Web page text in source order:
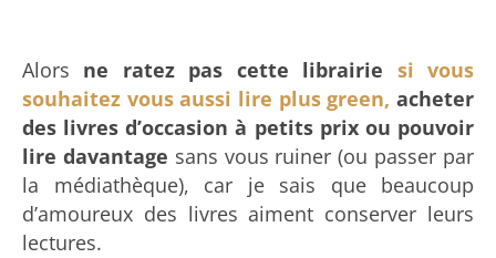
Alors ne ratez pas cette librairie si vous
souhaitez vous aussi lire plus green, acheter
des livres d’occasion à petits prix ou pouvoir
lire davantage sans vous ruiner (ou passer par
la médiathèque), car je sais que beaucoup
d’amoureux des livres aiment conserver leurs
lectures.